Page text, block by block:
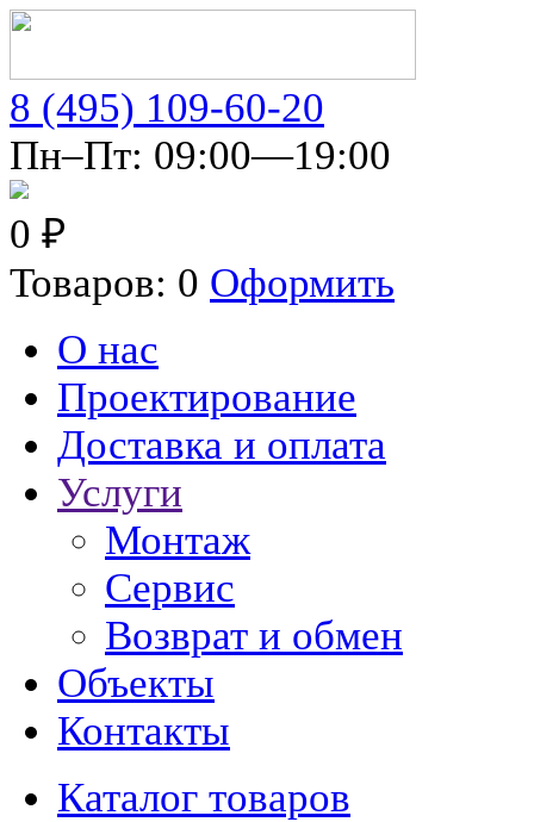
8 (495) 109-60-20
Пн–Пт: 09:00—19:00
0 ₽
Товаров: 0 Оформить
О нас
Проектирование
Доставка и оплата
Услуги
Монтаж
Сервис
Возврат и обмен
Объекты
Контакты
Каталог товаров